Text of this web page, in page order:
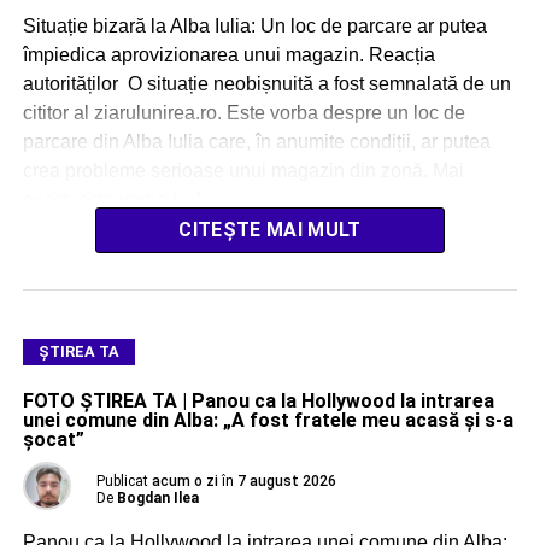
Situație bizară la Alba Iulia: Un loc de parcare ar putea
împiedica aprovizionarea unui magazin. Reacția
autorităților O situație neobișnuită a fost semnalată de un
cititor al ziarulunirea.ro. Este vorba despre un loc de
parcare din Alba Iulia care, în anumite condiții, ar putea
CITEȘTE MAI MULT
ŞTIREA TA
FOTO ȘTIREA TA | Panou ca la Hollywood la intrarea
unei comune din Alba: „A fost fratele meu acasă și s-a
șocat”
Publicat acum o zi în 7 august 2026
De Bogdan Ilea